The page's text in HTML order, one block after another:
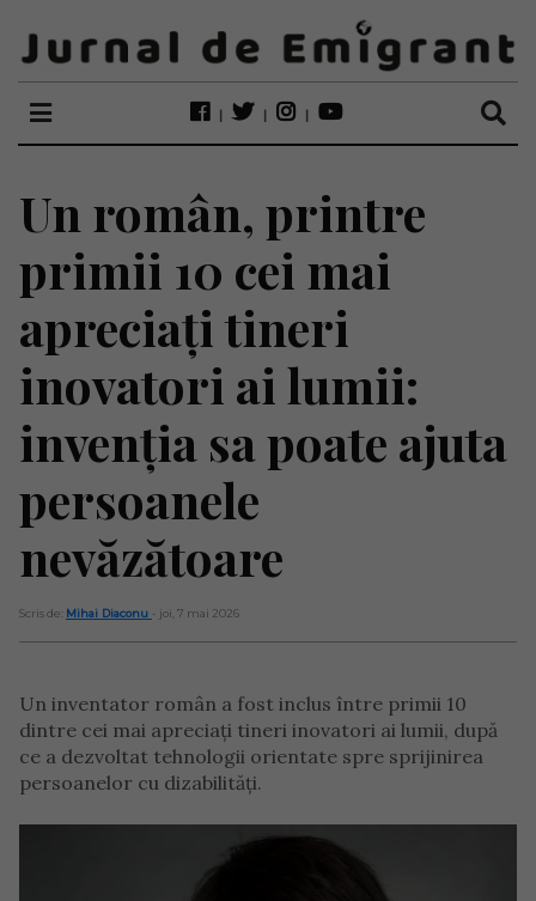
Un român, printre
primii 10 cei mai
apreciați tineri
inovatori ai lumii:
invenția sa poate ajuta
persoanele
nevăzătoare
Scris de: Mihai Diaconu - joi, 7 mai 2026
Un inventator român a fost inclus între primii 10
dintre cei mai apreciați tineri inovatori ai lumii, după
ce a dezvoltat tehnologii orientate spre sprijinirea
persoanelor cu dizabilități.